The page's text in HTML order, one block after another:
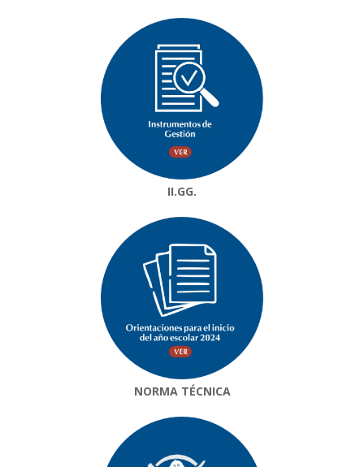
II.GG.
NORMA TÉCNICA